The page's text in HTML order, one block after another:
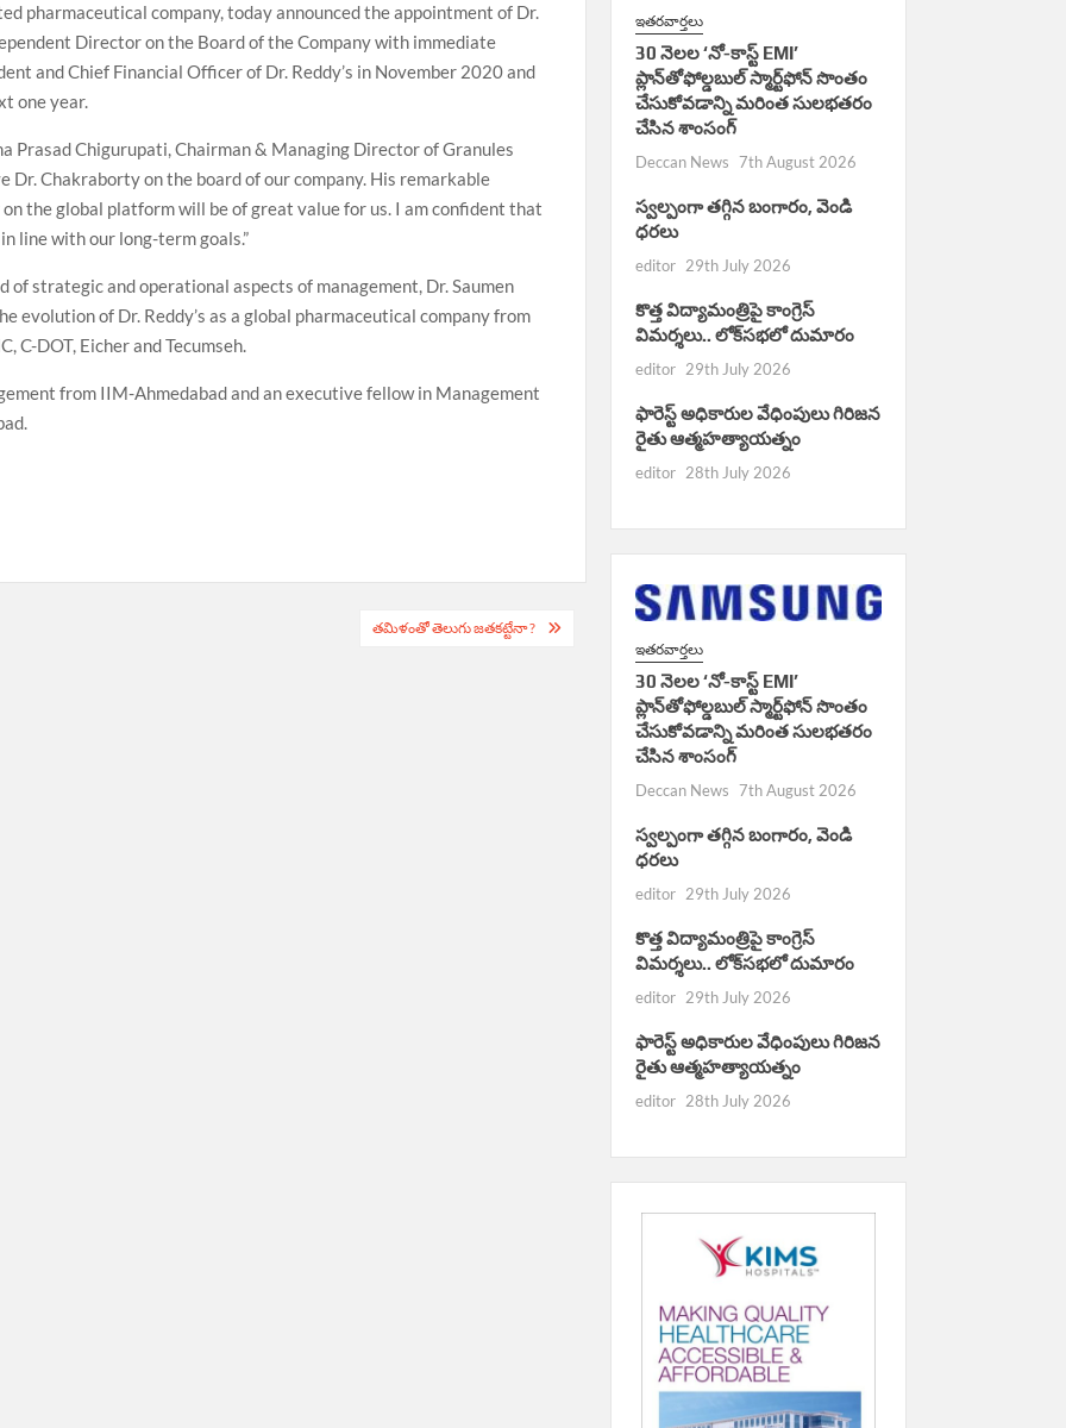
pharmaceutical company, today announced the appointment of Dr.
Director on the Board of the Company with immediate
and Chief Financial Officer of Dr. Reddy’s in November 2020 and
one year.
Prasad Chigurupati, Chairman & Managing Director of Granules
Dr. Chakraborty on the board of our company. His remarkable
the global platform will be of great value for us. I am confident that
line with our long-term goals.”
strategic and operational aspects of management, Dr. Saumen
evolution of Dr. Reddy’s as a global pharmaceutical company from
C-DOT, Eicher and Tecumseh.
from IIM-Ahmedabad and an executive fellow in Management
త‌మిళంతో తెలుగు జ‌త‌క‌ట్టేనా ?
ఇతరవార్తలు
30 నెలల ‘నో-కాస్ట్ EMI’
ప్లాన్‌తోఫోల్డబుల్ స్మార్ట్‌ఫోన్ సొంతం
చేసుకోవడాన్ని మరింత సులభతరం
చేసిన శాంసంగ్
Deccan News 7th August 2026
స్వల్పంగా తగ్గిన బంగారం, వెండి
ధరలు
editor 29th July 2026
కొత్త విద్యామంత్రిపై కాంగ్రెస్
విమర్శలు.. లోక్‌సభలో దుమారం
editor 29th July 2026
ఫారెస్ట్ అధికారుల వేధింపులు గిరిజన
రైతు ఆత్మహత్యాయత్నం
editor 28th July 2026
ఇతరవార్తలు
30 నెలల ‘నో-కాస్ట్ EMI’
ప్లాన్‌తోఫోల్డబుల్ స్మార్ట్‌ఫోన్ సొంతం
చేసుకోవడాన్ని మరింత సులభతరం
చేసిన శాంసంగ్
Deccan News 7th August 2026
స్వల్పంగా తగ్గిన బంగారం, వెండి
ధరలు
editor 29th July 2026
కొత్త విద్యామంత్రిపై కాంగ్రెస్
విమర్శలు.. లోక్‌సభలో దుమారం
editor 29th July 2026
ఫారెస్ట్ అధికారుల వేధింపులు గిరిజన
రైతు ఆత్మహత్యాయత్నం
editor 28th July 2026